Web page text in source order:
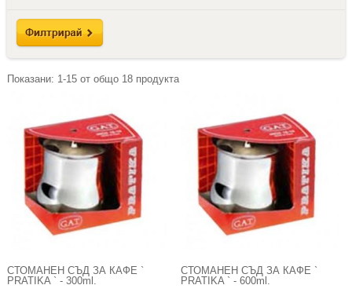
Показани: 1-15от общо 18продукта
СТОМАНЕН СЪД ЗА КАФЕ `
PRATIKA ` - 300ml.
СТОМАНЕН СЪД ЗА КАФЕ `
PRATIKA ` - 600ml.